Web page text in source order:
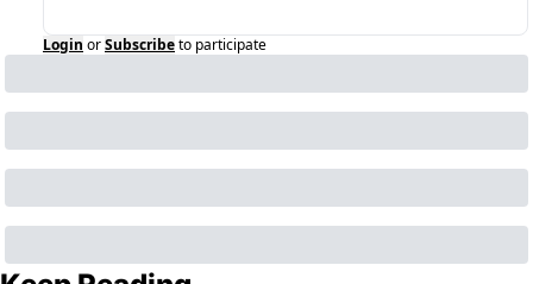
Login orSubscribeto participate